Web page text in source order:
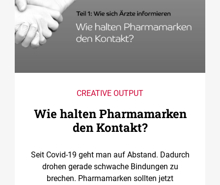
CREATIVE OUTPUT
Wie halten Pharmamarken
den Kontakt?
Seit Covid-19 geht man auf Abstand. Dadurch
drohen gerade schwache Bindungen zu
brechen. Pharmamarken sollten jetzt